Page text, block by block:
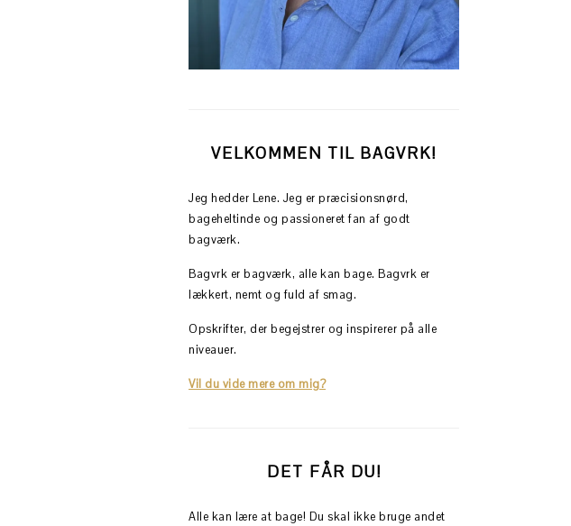
VELKOMMEN TIL BAGVRK!
Jeg hedder Lene. Jeg er præcisionsnørd,
bageheltinde og passioneret fan af godt
bagværk.
Bagvrk er bagværk, alle kan bage. Bagvrk er
lækkert, nemt og fuld af smag.
Opskrifter, der begejstrer og inspirerer på alle
niveauer.
Vil du vide mere om mig?
DET FÅR DU!
Alle kan lære at bage! Du skal ikke bruge andet